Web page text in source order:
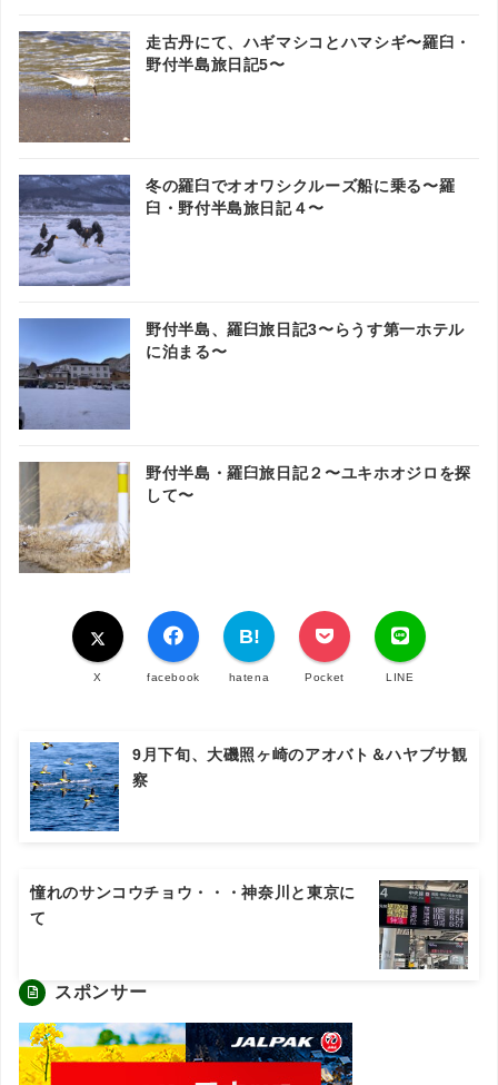
走古丹にて、ハギマシコとハマシギ〜羅臼・
野付半島旅日記5〜
冬の羅臼でオオワシクルーズ船に乗る〜羅
臼・野付半島旅日記４〜
野付半島、羅臼旅日記3〜らうす第一ホテル
に泊まる〜
野付半島・羅臼旅日記２〜ユキホオジロを探
して〜
X facebook hatena Pocket LINE
9月下旬、大磯照ヶ崎のアオバト＆ハヤブサ観
察
憧れのサンコウチョウ・・・神奈川と東京に
て
スポンサー